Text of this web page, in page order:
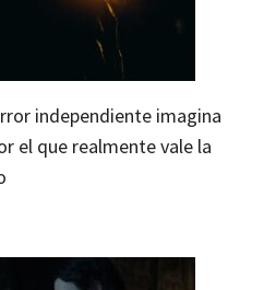
independiente imagina
el que realmente vale la